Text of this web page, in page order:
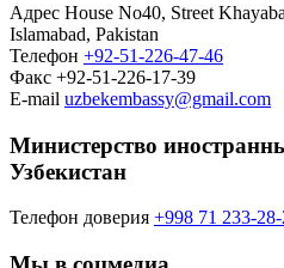
Адрес House No40, Street
Islamabad, Pakistan
Телефон +92-51-226-47-46
Факс +92-51-226-17-39
E-mail uzbekembassy@gmail.com
Министерство
Узбекистан
Телефон доверия +998 71 233-